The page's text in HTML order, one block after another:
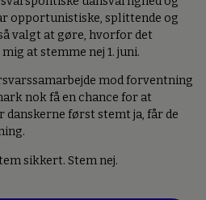
opportunistiske, splittende og
valgt at gøre, hvorfor det
at stemme nej 1. juni.
mod forventning
nok få en chance for at
danskerne først stemt ja, får de
sikkert. Stem nej.